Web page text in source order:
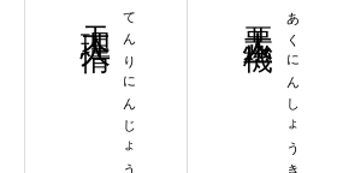
てんりにんじょう あくにんしょうき